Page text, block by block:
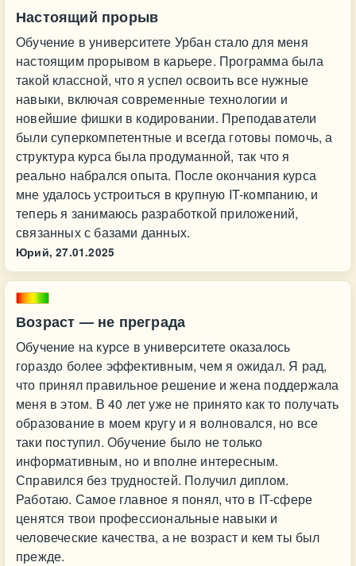
Настоящий прорыв
Обучение в университете Урбан стало для меня
настоящим прорывом в карьере. Программа была
такой классной, что я успел освоить все нужные
навыки, включая современные технологии и
новейшие фишки в кодировании. Преподаватели
были суперкомпетентные и всегда готовы помочь, а
структура курса была продуманной, так что я
реально набрался опыта. После окончания курса
мне удалось устроиться в крупную IT-компанию, и
теперь я занимаюсь разработкой приложений,
связанных с базами данных.
Юрий, 27.01.2025
Возраст — не преграда
Обучение на курсе в университете оказалось
гораздо более эффективным, чем я ожидал. Я рад,
что принял правильное решение и жена поддержала
меня в этом. В 40 лет уже не принято как то получать
образование в моем кругу и я волновался, но все
таки поступил. Обучение было не только
информативным, но и вполне интересным.
Справился без трудностей. Получил диплом.
Работаю. Самое главное я понял, что в IT-сфере
ценятся твои профессиональные навыки и
человеческие качества, а не возраст и кем ты был
прежде.